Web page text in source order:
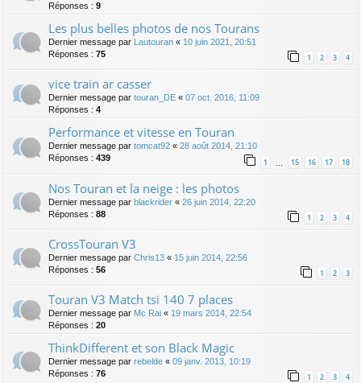
Réponses : 9
Les plus belles photos de nos Tourans
Dernier message par Lautouran « 10 juin 2021, 20:51
Réponses : 75 1 2 3 4
vice train ar casser
Dernier message par touran_DE « 07 oct. 2016, 11:09
Réponses : 4
Performance et vitesse en Touran
Dernier message par tomcat92 « 28 août 2014, 21:10
Réponses : 439 1 15 16 17 18
Nos Touran et la neige : les photos
Dernier message par blackrider « 26 juin 2014, 22:20
Réponses : 88 1 2 3 4
CrossTouran V3
Dernier message par Chris13 « 15 juin 2014, 22:56
Réponses : 56 1 2 3
Touran V3 Match tsi 140 7 places
Dernier message par Mc Rai « 19 mars 2014, 22:54
Réponses : 20
ThinkDifferent et son Black Magic
Dernier message par rebelde « 09 janv. 2013, 10:19
Réponses : 76 1 2 3 4